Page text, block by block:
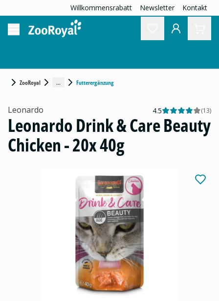
Willkommensrabatt Newsletter Kontakt
ZooRoyal ... Futterergänzung
Leonardo 4.5 (13)
Leonardo Drink & Care Beauty
Chicken - 20x 40g